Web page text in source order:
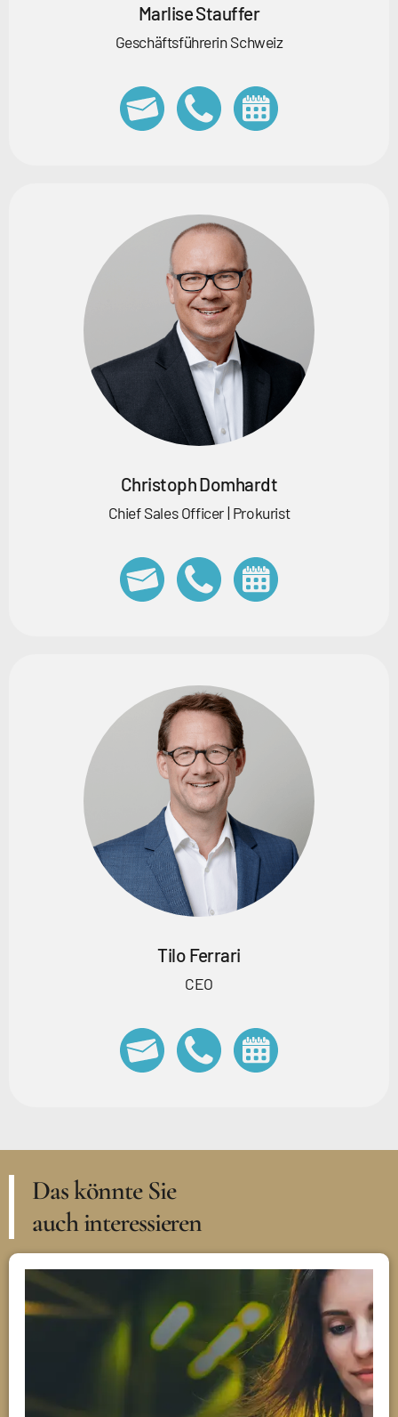
Marlise Stauffer
Geschäftsführerin Schweiz
Christoph Domhardt
Chief Sales Officer | Prokurist
Tilo Ferrari
CEO
Das könnte Sie
auch interessieren